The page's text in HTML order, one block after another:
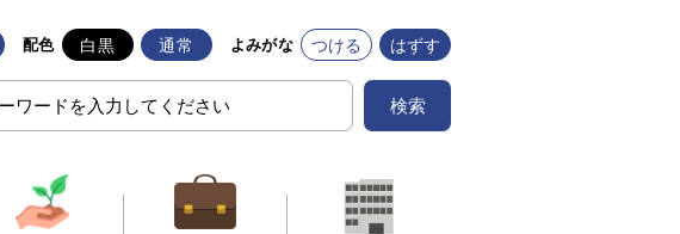
配色 白黒 通常 よみがな つける はずす
検索